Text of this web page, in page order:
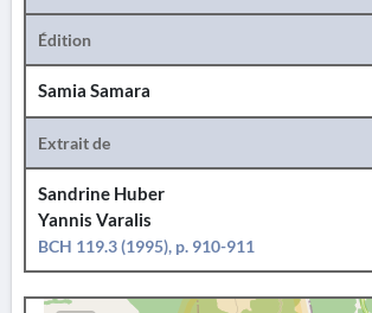
Édition
Samia Samara
Extrait de
Sandrine Huber
Yannis Varalis
BCH 119.3 (1995), p. 910-911